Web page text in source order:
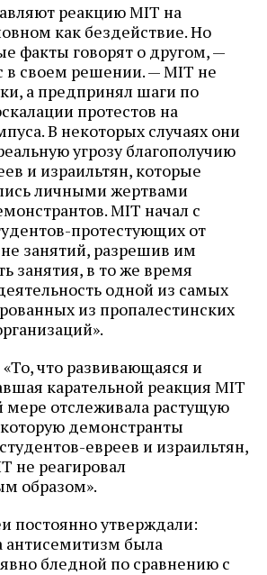
реакцию MIT на
как бездействие. Но
факты говорят о другом, —
в своем решении. — MIT не
а предпринял шаги по
протестов на
В некоторых случаях они
угрозу благополучию
и израильтян, которые
личными жертвами
MIT начал с
протестующих от
занятий, разрешив им
занятия, в то же время
одной из самых
из пропалестинских
что развивающаяся и
карательной реакция MIT
мере отслеживала растущую
демонстранты
евреев и израильтян,
не реагировал
образом».
постоянно утверждали:
антисемитизм была
бледной по сравнению с